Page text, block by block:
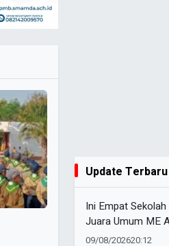
Update Terbaru
Ini Empat
Juara Umum ME
09/08/202620:12